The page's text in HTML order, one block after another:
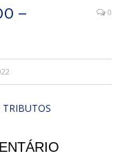
–
0
TRIBUTOS